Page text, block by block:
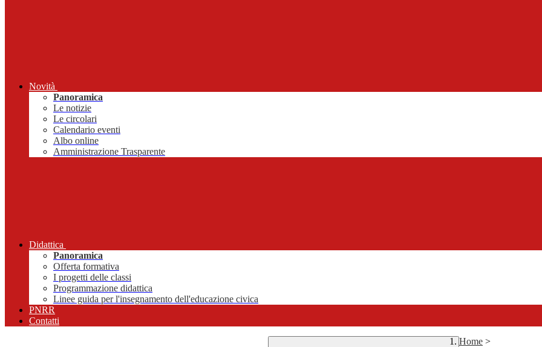
Novità
Panoramica
Le notizie
Le circolari
Calendario eventi
Albo online
Amministrazione Trasparente
Didattica
Panoramica
Offerta formativa
I progetti delle classi
Programmazione didattica
Linee guida per l'insegnamento dell'educazione civica
PNRR
Contatti
Home >